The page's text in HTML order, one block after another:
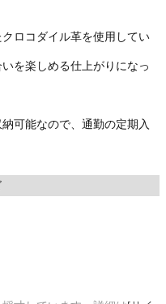
ロコダイル革を使用してい
を楽しめる仕上がりになっ
可能なので、通勤の定期入